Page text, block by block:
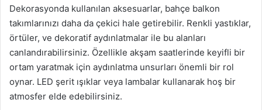
Dekorasyonda kullanılan aksesuarlar, bahçe balkon
takımlarınızı daha da çekici hale getirebilir. Renkli yastıklar,
örtüler, ve dekoratif aydınlatmalar ile bu alanları
canlandırabilirsiniz. Özellikle akşam saatlerinde keyifli bir
ortam yaratmak için aydınlatma unsurları önemli bir rol
oynar. LED şerit ışıklar veya lambalar kullanarak hoş bir
atmosfer elde edebilirsiniz.